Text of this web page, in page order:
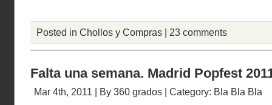
Posted in Chollos y Compras | 23 comments
Falta una semana. Madrid Popfest
Mar 4th, 2011 | By 360 grados | Category: Bla Bla Bla